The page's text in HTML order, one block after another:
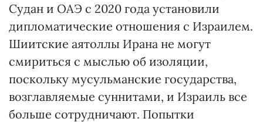
Судан и ОАЭ с 2020 года установили
дипломатические отношения с Израилем.
Шиитские аятоллы Ирана не могут
смириться с мыслью об изоляции,
поскольку мусульманские государства,
возглавляемые суннитами, и Израиль все
больше сотрудничают. Попытки